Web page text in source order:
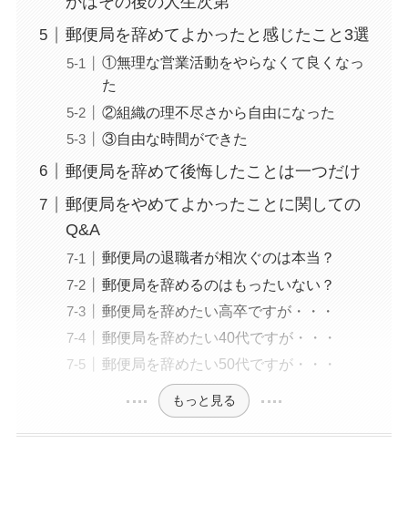
郵便局を辞めてよかったと感じたこと3選
①無理な営業活動をやらなくて良くなっ
た
②組織の理不尽さから自由になった
③自由な時間ができた
郵便局を辞めて後悔したことは一つだけ
郵便局をやめてよかったことに関しての
Q&A
郵便局の退職者が相次ぐのは本当？
郵便局を辞めるのはもったいない？
郵便局を辞めたい高卒ですが・・・
郵便局を辞めたい40代ですが・・・
郵便局を辞めたい50代ですが・・・
もっと見る